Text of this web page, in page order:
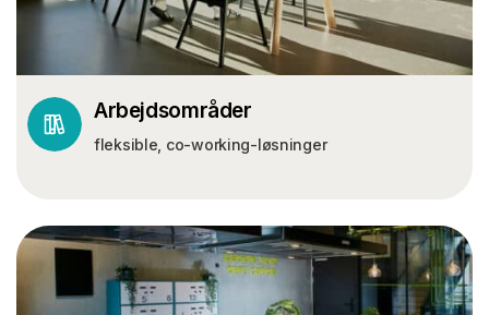
Arbejdsområder
fleksible, co-working-løsninger